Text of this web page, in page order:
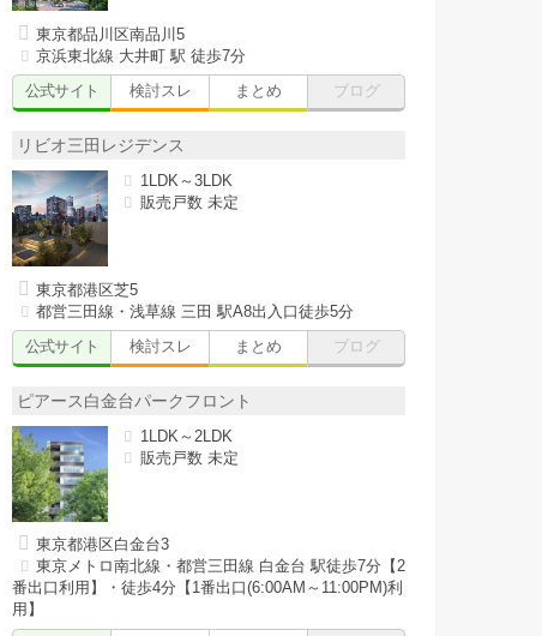
東京都品川区南品川5
京浜東北線 大井町 駅 徒歩7分
公式サイト
検討スレ まとめ ブログ
リビオ三田レジデンス
1LDK～3LDK
販売戸数 未定
東京都港区芝5
都営三田線・浅草線 三田 駅A8出入口徒歩5分
公式サイト
検討スレ まとめ ブログ
ピアース白金台パークフロント
1LDK～2LDK
販売戸数 未定
東京都港区白金台3
東京メトロ南北線・都営三田線 白金台 駅徒歩7分【2
番出口利用】・徒歩4分【1番出口(6:00AM～11:00PM)利
用】